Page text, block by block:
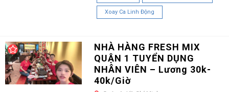
Xoay Ca Linh Động
NHÀ HÀNG FRESH MIX
QUẬN 1 TUYỂN DỤNG
NHÂN VIÊN – Lương 30k-
40k/Giờ